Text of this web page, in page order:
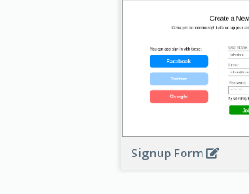
Signup Form